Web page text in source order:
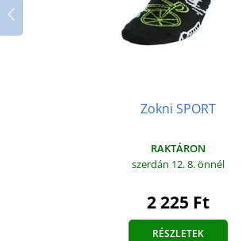
Zokni SPORT
RAKTÁRON
szerdán 12. 8.önnél
2 225 Ft
RÉSZLETEK